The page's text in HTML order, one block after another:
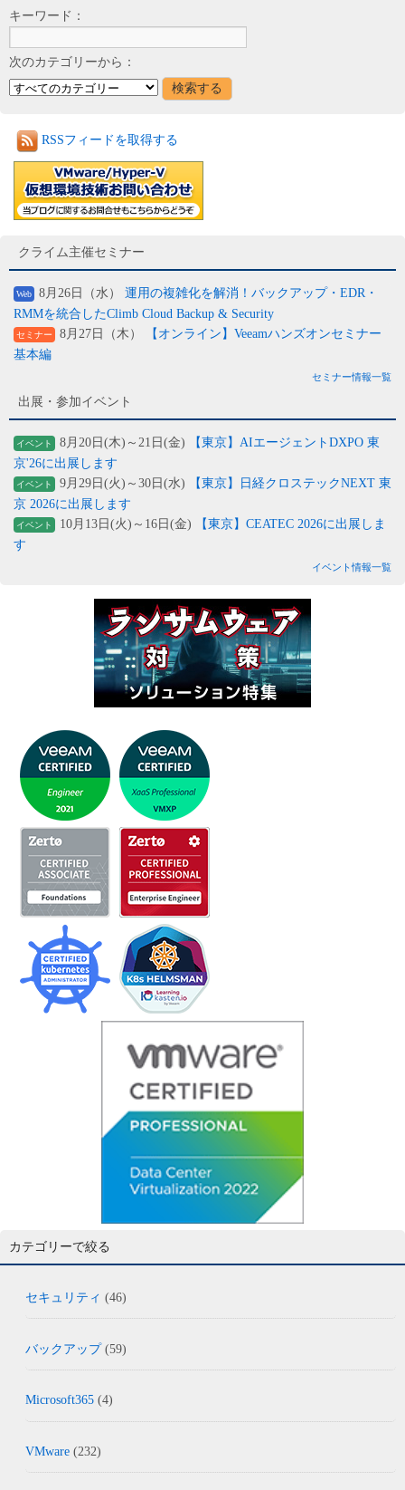
キーワード：
次のカテゴリーから：
RSSフィードを取得する
クライム主催セミナー
Web 8月26日（水） 運用の複雑化を解消！バックアップ・EDR・
RMMを統合したClimb Cloud Backup & Security
セミナー 8月27日（木）
【オンライン】Veeamハンズオンセミナー
基本編
セミナー情報一覧
出展・参加イベント
イベント 8月20日(木)～21日(金)
【東京】AIエージェントDXPO 東
京'26に出展します
イベント 9月29日(火)～30日(水)
【東京】日経クロステックNEXT 東
京 2026に出展します
イベント 10月13日(火)～16日(金)
【東京】CEATEC 2026に出展しま
す
イベント情報一覧
カテゴリーで絞る
セキュリティ (46)
バックアップ(59)
Microsoft365 (4)
VMware (232)